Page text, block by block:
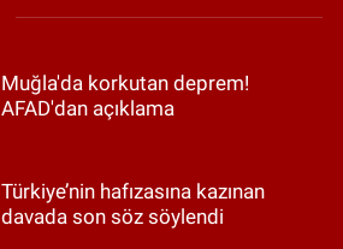
Muğla'da korkutan deprem!
AFAD'dan açıklama
Türkiye’nin hafızasına kazınan
davada son söz söylendi